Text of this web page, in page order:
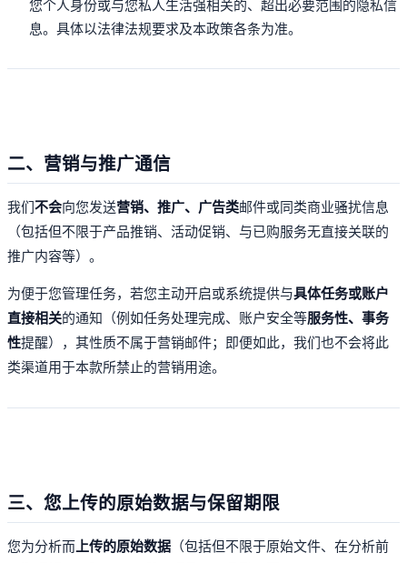
您个人身份或与您私人生活强相关的、超出必要范围的隐私信
息。具体以法律法规要求及本政策各条为准。
二、营销与推广通信
我们 不会向您发送营销、推广、广告类邮件或同类商业骚扰信息
（包括但不限于产品推销、活动促销、与已购服务无直接关联的
推广内容等）。
为便于您管理任务，若您主动开启或系统提供与具体任务或账户
直接相关的通知（例如任务处理完成、账户安全等服务性、事务
性提醒），其性质不属于营销邮件；即便如此，我们也不会将此
类渠道用于本款所禁止的营销用途。
三、您上传的原始数据与保留期限
您为分析而上传的原始数据 （包括但不限于原始文件、在分析前